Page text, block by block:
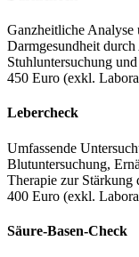
Ganzheitliche Analyse
Darmgesundheit
Stuhluntersuchung
450 Euro (exkl.
Lebercheck
Umfassende
Blutuntersuchung,
Therapie zur Stärkung
400 Euro (exkl.
Säure-Basen-Check